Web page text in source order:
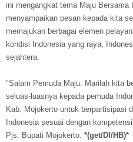
ini mengangkat tema Maju Bersama
menyampaikan pesan kepada kita
memajukan berbagai elemen
kondisi Indonesia yang raya,
sejahtera.
"Salam Pemuda Maju. Marilah kita
seluas-luasnya kepada pemuda
Kab. Mojokerto untuk berpartisipasi
Indonesia sesuai dengan
Pjs. Bupati Mojokerto. *(get/DI/HB)*